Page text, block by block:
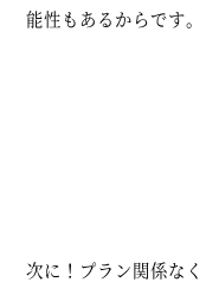
能性もあるからです。
次に！プラン関係なく